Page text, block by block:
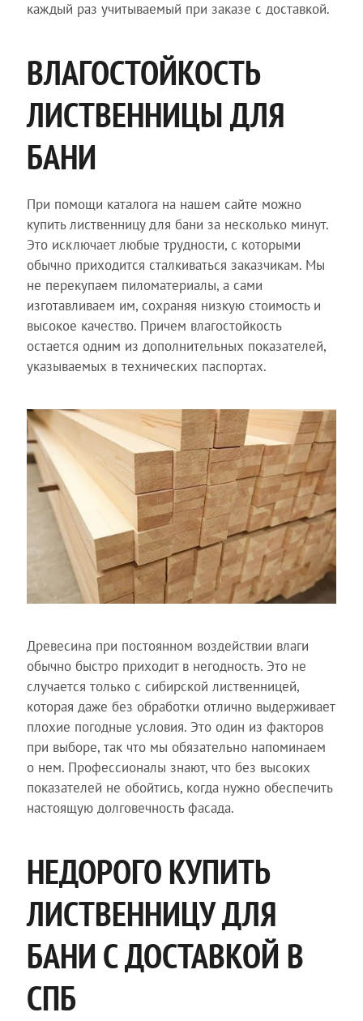
каждый раз учитываемый при заказе с доставкой.
ВЛАГОСТОЙКОСТЬ
ЛИСТВЕННИЦЫ ДЛЯ
БАНИ
При помощи каталога на нашем сайте можно
купить лиственницу для бани за несколько минут.
Это исключает любые трудности, с которыми
обычно приходится сталкиваться заказчикам. Мы
не перекупаем пиломатериалы, а сами
изготавливаем им, сохраняя низкую стоимость и
высокое качество. Причем влагостойкость
остается одним из дополнительных показателей,
указываемых в технических паспортах.
Древесина при постоянном воздействии влаги
обычно быстро приходит в негодность. Это не
случается только с сибирской лиственницей,
которая даже без обработки отлично выдерживает
плохие погодные условия. Это один из факторов
при выборе, так что мы обязательно напоминаем
о нем. Профессионалы знают, что без высоких
показателей не обойтись, когда нужно обеспечить
настоящую долговечность фасада.
НЕДОРОГО КУПИТЬ
ЛИСТВЕННИЦУ ДЛЯ
БАНИ С ДОСТАВКОЙ В
СПБ